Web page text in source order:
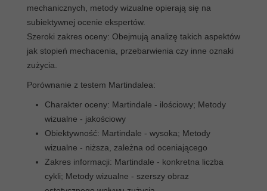
mechanicznych, metody wizualne opierają się na
subiektywnej ocenie ekspertów.
Szeroki zakres oceny: Obejmują analizę takich aspektów
jak stopień mechacenia, przebarwienia czy inne oznaki
zużycia.
Porównanie z testem Martindalea:
Charakter oceny: Martindale - ilościowy; Metody
wizualne - jakościowy
Obiektywność: Martindale - wysoka; Metody
wizualne - niższa, zależna od oceniającego
Zakres informacji: Martindale - konkretna liczba
cykli; Metody wizualne - szerszy obraz